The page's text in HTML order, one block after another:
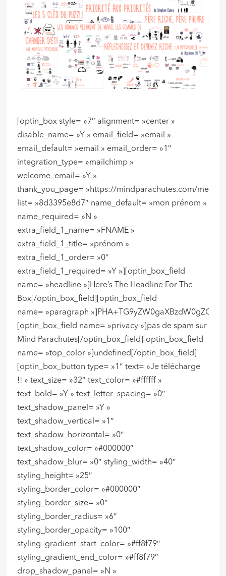
[optin_box style= »7″ alignment= »center »
disable_name= »Y » email_field= »email »
email_default= »email » email_order= »1″
integration_type= »mailchimp »
welcome_email= »Y »
thank_you_page= »https://mindparachutes.com/merci/
list= »8d3395e8d7″ name_default= »mon prénom »
name_required= »N »
extra_field_1_name= »FNAME »
extra_field_1_title= »prénom »
extra_field_1_order= »0″
extra_field_1_required= »Y »][optin_box_field
name= »headline »]Here’s The Headline For The
Box[/optin_box_field][optin_box_field
name= »paragraph
[optin_box_field name= »privacy »]pas de spam sur
Mind Parachutes[/optin_box_field][optin_box_field
name= »top_color »]undefined[/optin_box_field]
[optin_box_button type= »1″ text= »Je télécharge
!! » text_size= »32″ text_color= »#ffffff »
text_bold= »Y » text_letter_spacing= »0″
text_shadow_panel= »Y »
text_shadow_vertical= »1″
text_shadow_horizontal= »0″
text_shadow_color= »#000000″
text_shadow_blur= »0″ styling_width= »40″
styling_height= »25″
styling_border_color= »#000000″
styling_border_size= »0″
styling_border_radius= »6″
styling_border_opacity= »100″
styling_gradient_start_color= »#ff8f79″
styling_gradient_end_color= »#ff8f79″
drop_shadow_panel= »N »